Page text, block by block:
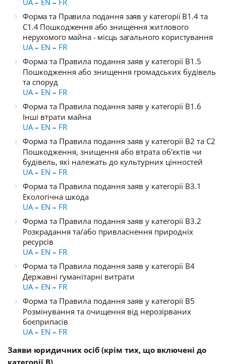
UA– EN – FR
Форма та Правила подання заяв у категорії B1.4 та
C1.4 Пошкодження або знищення житлового
нерухомого майна - місць загального користування
UA– EN – FR
Форма та Правила подання заяв у категорії B1.5
Пошкодження або знищення громадських будівель
та споруд
UA– EN – FR
Форма та Правила подання заяв у категорії B1.6
Інші втрати майна
UA– EN – FR
Форма та Правила подання заяв у категорії B2 та C2
Пошкодження, знищення або втрата об'єктів чи
будівель, які належать до культурних цінностей
UA– EN – FR
Форма та Правила подання заяв у категорії B3.1
Екологічна шкода
UA– EN – FR
Форма та Правила подання заяв у категорії B3.2
Розкрадання та/або привласнення природніх
ресурсів
UA– EN – FR
Форма та Правила подання заяв у категорії B4
Державні гуманітарні витрати
UA– EN – FR
Форма та Правила подання заяв у категорії B5
Розмінування та очищення від нерозірваних
боєприпасів
UA– EN – FR
Заяви юридичних осіб (крім тих, що включені до
категорії B)